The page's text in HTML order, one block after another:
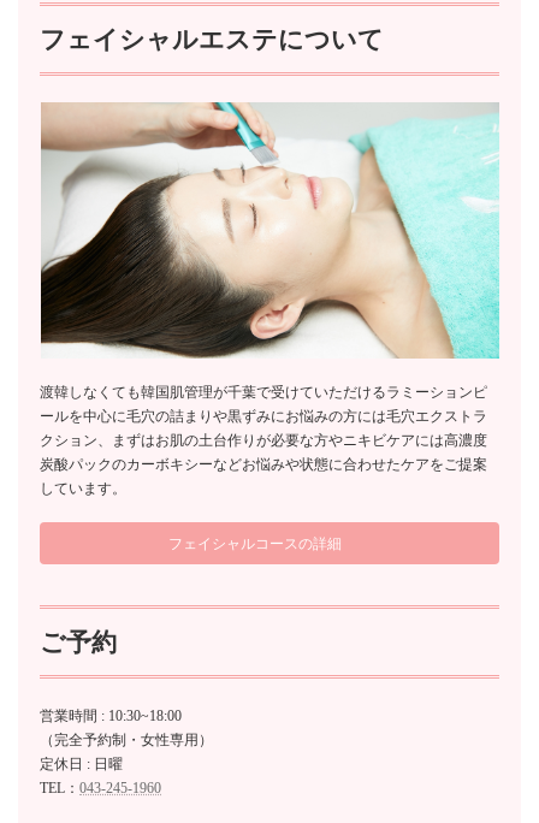
フェイシャルエステについて
渡韓しなくても韓国肌管理が千葉で受けていただけるラミーションピ
ールを中心に毛穴の詰まりや黒ずみにお悩みの方には毛穴エクストラ
クション、まずはお肌の土台作りが必要な方やニキビケアには高濃度
炭酸パックのカーボキシーなどお悩みや状態に合わせたケアをご提案
しています。
フェイシャルコースの詳細
ご予約
営業時間 : 10:30~18:00
（完全予約制・女性専用）
定休日 : 日曜
TEL：043-245-1960